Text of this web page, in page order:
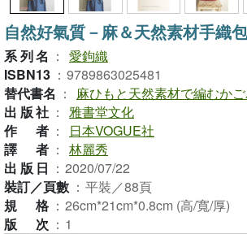
自然好氣質－麻＆天然素材手織包
系列名 ： 愛鉤織
ISBN13 ： 9789863025481
替代書名 ：
麻ひもと天然素材で編むか
出版社 ： 雅書堂文化
作者 ：
日本VOGUE社
譯者 ： 林麗秀
出版日 ： 2020/07/22
裝訂／頁數 ： 平裝／88頁
規格 ： 26cm*21cm*0.8cm (高/寬/厚)
版次 ： 1